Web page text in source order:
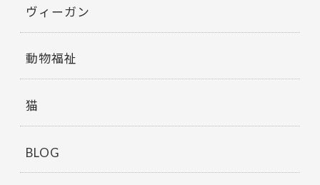
ヴィーガン
動物福祉
猫
BLOG